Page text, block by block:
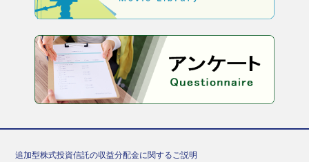
追加型株式投資信託の収益分配金に関するご説明